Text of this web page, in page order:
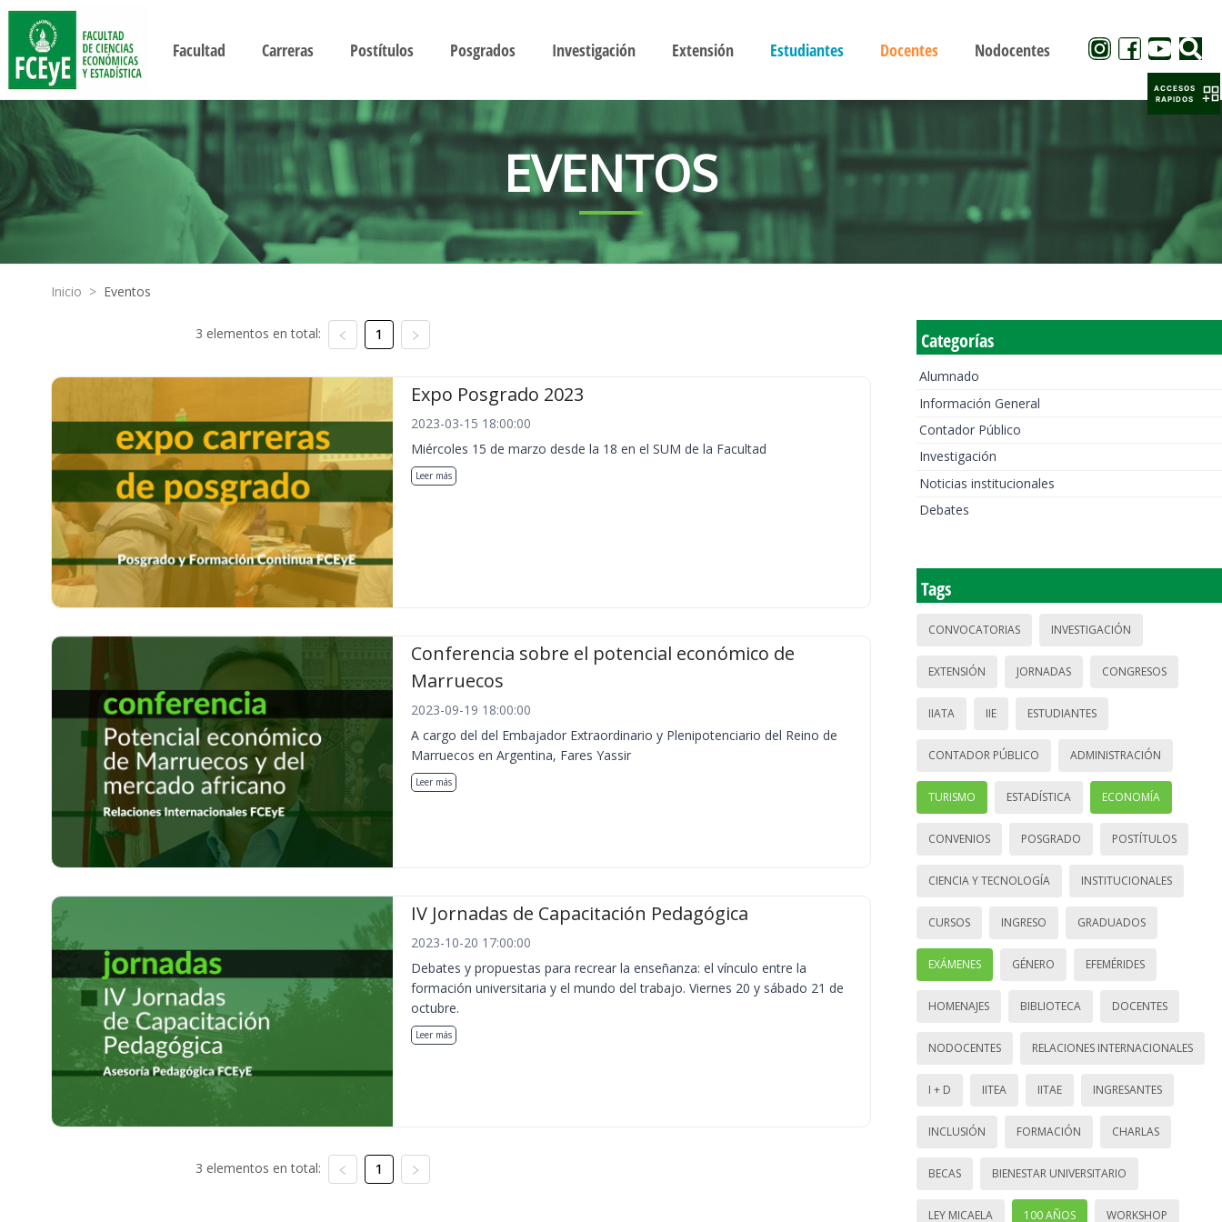
Facultad Carreras Postítulos Posgrados Investigación Extensión Estudiantes Docentes Nodocentes
EVENTOS
Inicio > Eventos
3 elementos en total: 1
Expo Posgrado 2023
2023-03-15 18:00:00
Miércoles 15 de marzo desde la 18 en el SUM de la Facultad
Leer más
Conferencia sobre el potencial económico de
Marruecos
2023-09-19 18:00:00
A cargo del del Embajador Extraordinario y Plenipotenciario del Reino de
Marruecos en Argentina, Fares Yassir
Leer más
IV Jornadas de Capacitación Pedagógica
2023-10-20 17:00:00
Debates y propuestas para recrear la enseñanza: el vínculo entre la
formación universitaria y el mundo del trabajo. Viernes 20 y sábado 21 de
octubre.
Leer más
3 elementos en total: 1
Categorías
Alumnado
Información General
Contador Público
Investigación
Noticias institucionales
Debates
Tags
CONVOCATORIAS INVESTIGACIÓN
EXTENSIÓN JORNADAS CONGRESOS
IIATA IIE ESTUDIANTES
CONTADOR PÚBLICO ADMINISTRACIÓN
TURISMO ESTADÍSTICA ECONOMÍA
CONVENIOS POSGRADO POSTÍTULOS
CIENCIA Y TECNOLOGÍA INSTITUCIONALES
CURSOS INGRESO GRADUADOS
EXÁMENES GÉNERO EFEMÉRIDES
HOMENAJES BIBLIOTECA DOCENTES
NODOCENTES RELACIONES INTERNACIONALES
I + D IITEA IITAE INGRESANTES
INCLUSIÓN FORMACIÓN CHARLAS
BECAS BIENESTAR UNIVERSITARIO
LEY MICAELA 100 AÑOS WORKSHOP
ACCESOS
RAPIDOS